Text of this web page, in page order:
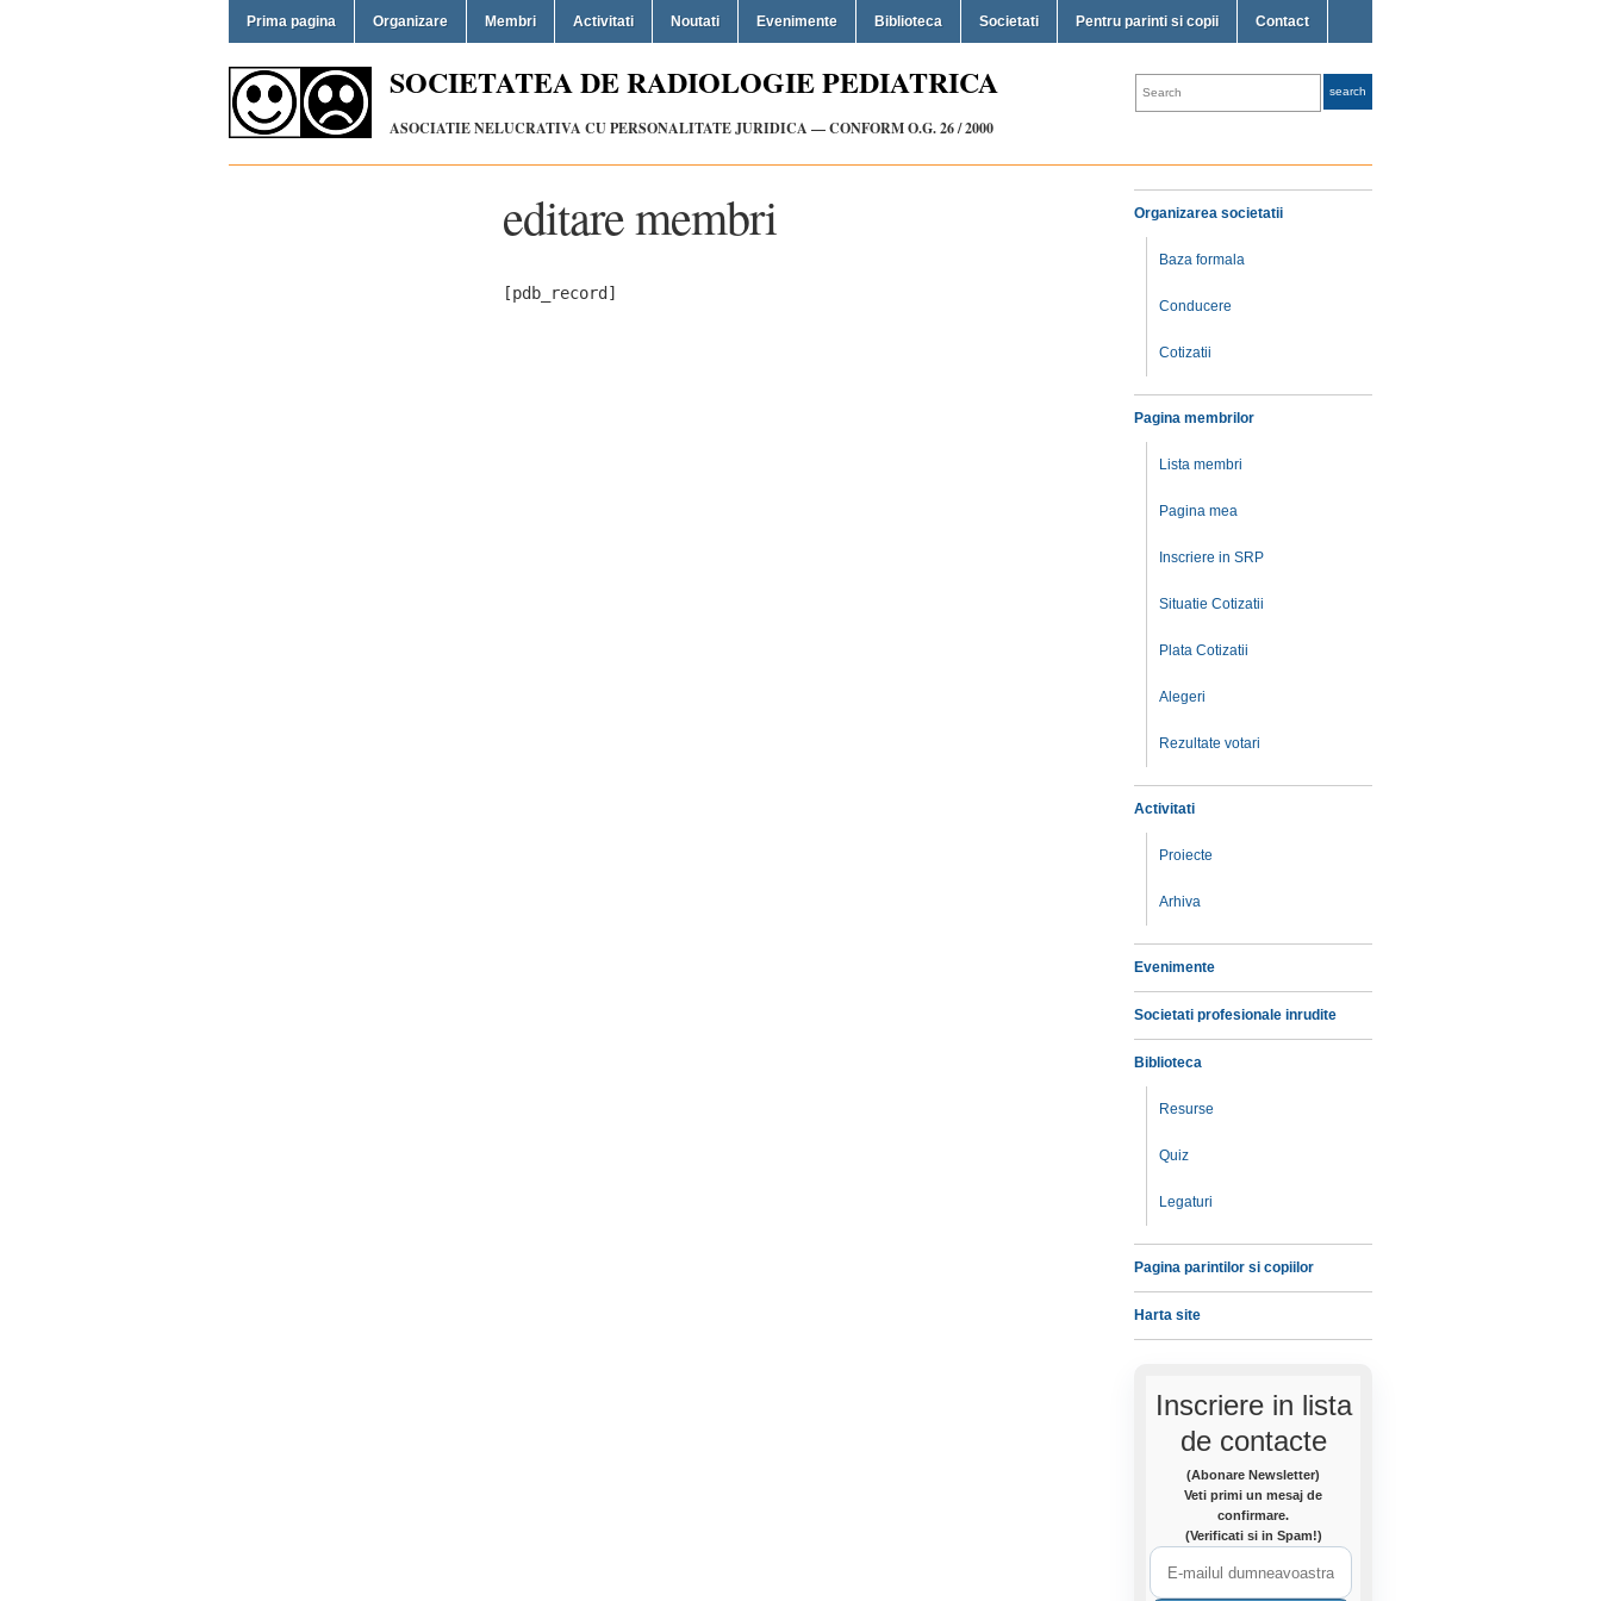
Prima pagina Organizare Membri Activitati Noutati Evenimente Biblioteca Societati Pentru parinti si copii Contact
SOCIETATEA DE RADIOLOGIE PEDIATRICA
ASOCIATIE NELUCRATIVA CU PERSONALITATE JURIDICA — CONFORM O.G. 26 / 2000
editare membri
[pdb_record]
Organizarea societatii
Baza formala
Conducere
Cotizatii
Pagina membrilor
Lista membri
Pagina mea
Inscriere in SRP
Situatie Cotizatii
Plata Cotizatii
Alegeri
Rezultate votari
Activitati
Proiecte
Arhiva
Evenimente
Societati profesionale inrudite
Biblioteca
Resurse
Quiz
Legaturi
Pagina parintilor si copiilor
Harta site
Inscriere in lista
de contacte
(Abonare Newsletter)
Veti primi un mesaj de
confirmare.
(Verificati si in Spam!)